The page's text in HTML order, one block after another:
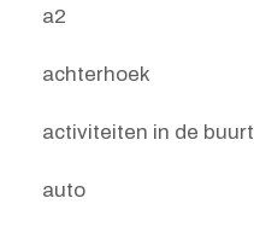
a2
achterhoek
activiteiten in de buurt
auto